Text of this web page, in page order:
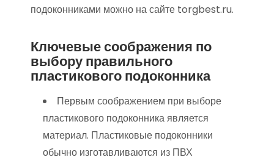
подоконниками можно на сайте torgbest.ru.
Ключевые соображения по
выбору правильного
пластикового подоконника
Первым соображением при выборе
пластикового подоконника является
материал. Пластиковые подоконники
обычно изготавливаются из ПВХ